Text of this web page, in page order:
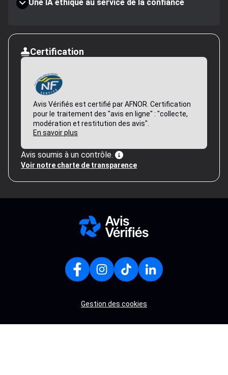
Une IA éthique au service de la confiance
Certification
Avis Vérifiés est certifié par AFNOR. Certification
pour le traitement des "avis en ligne" : "collecte,
modération et restitution des avis".
En savoir plus
Avis soumis à un contrôle.
Voir notre charte de transparence
Gestion des cookies